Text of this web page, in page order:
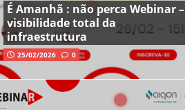
É Amanhã : não perca Webinar –
visibilidade total da
infraestrutura
25/02/2026 0